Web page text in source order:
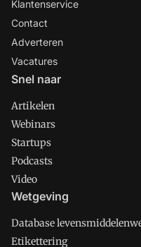
Klantenservice
Contact
Adverteren
Vacatures
Snel naar
Artikelen
Webinars
Startups
Podcasts
Video
Wetgeving
Database
Etikettering